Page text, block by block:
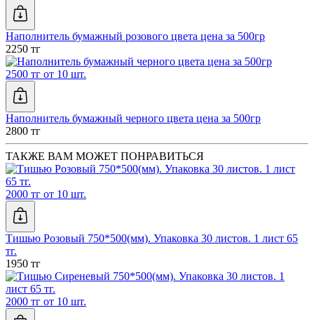
Наполнитель бумажный розового цвета цена за 500гр
2250 тг
2500 тг от 10 шт.
Наполнитель бумажный черного цвета цена за 500гр
2800 тг
ТАКЖЕ ВАМ МОЖЕТ ПОНРАВИТЬСЯ
2000 тг от 10 шт.
Тишью Розовый 750*500(мм). Упаковка 30 листов. 1 лист 65
тг.
1950 тг
2000 тг от 10 шт.